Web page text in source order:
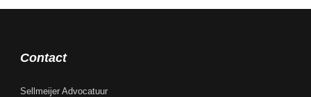
Contact
Sellmeijer Advocatuur